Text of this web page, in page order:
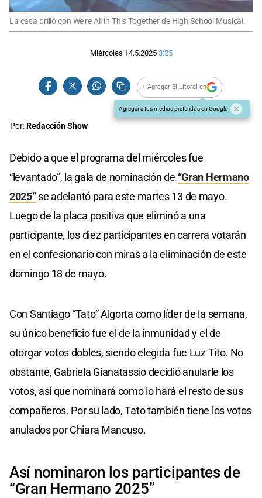
La casa brilló con We’re All in This Together de High School Musical.
Miércoles 14.5.2025 3:25
+ Agregar El Litoral en
Agregar a tus medios preferidos en Google
Por:Redacción Show
Debido a que el programa del miércoles fue
“levantado”, la gala de nominación de “Gran Hermano
2025”se adelantó para este martes 13 de mayo.
Luego de la placa positiva que eliminó a una
participante, los diez participantes en carrera votarán
en el confesionario con miras a la eliminación de este
domingo 18 de mayo.
Con Santiago “Tato” Algorta como líder de la semana,
su único beneficio fue el de la inmunidad y el de
otorgar votos dobles, siendo elegida fue Luz Tito. No
obstante, Gabriela Gianatassio decidió anularle los
votos, así que nominará como lo hará el resto de sus
compañeros. Por su lado, Tato también tiene los votos
anulados por Chiara Mancuso.
Así nominaron los participantes de
“Gran Hermano 2025”